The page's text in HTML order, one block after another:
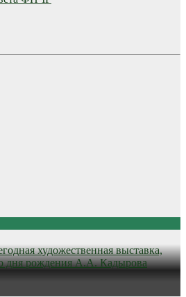
художественная выставка,
дня рождения А.А. Кадырова